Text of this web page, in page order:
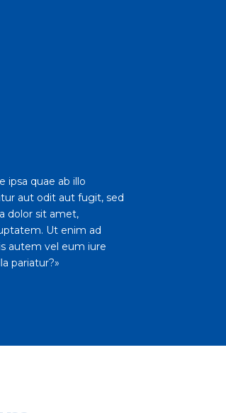
ipsa quae ab illo
aut odit aut fugit, sed
dolor sit amet,
Ut enim ad
autem vel eum iure
pariatur?»